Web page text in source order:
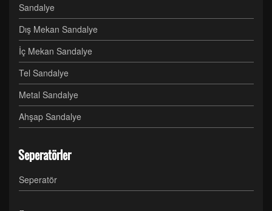
Sandalye
Dış Mekan Sandalye
İç Mekan Sandalye
Tel Sandalye
Metal Sandalye
Ahşap Sandalye
Seperatörler
Seperatör